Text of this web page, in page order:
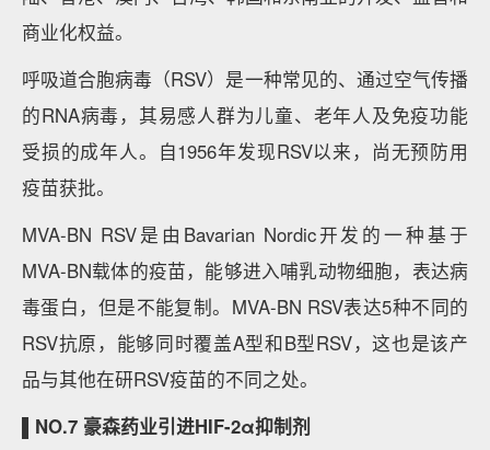
商业化权益。
呼吸道合胞病毒（RSV）是一种常见的、通过空气传播
的RNA病毒，其易感人群为儿童、老年人及免疫功能
受损的成年人。自1956年发现RSV以来，尚无预防用
疫苗获批。
MVA-BN RSV是由Bavarian Nordic开发的一种基于
MVA-BN载体的疫苗，能够进入哺乳动物细胞，表达病
毒蛋白，但是不能复制。MVA-BN RSV表达5种不同的
RSV抗原，能够同时覆盖A型和B型RSV，这也是该产
品与其他在研RSV疫苗的不同之处。
▌NO.7 豪森药业引进HIF-2α抑制剂